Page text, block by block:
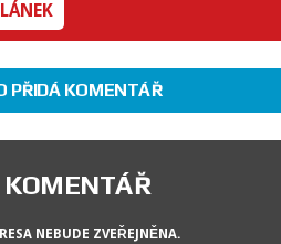
PŘIDÁ KOMENTÁŘ
NEBUDE ZVEŘEJNĚNA.